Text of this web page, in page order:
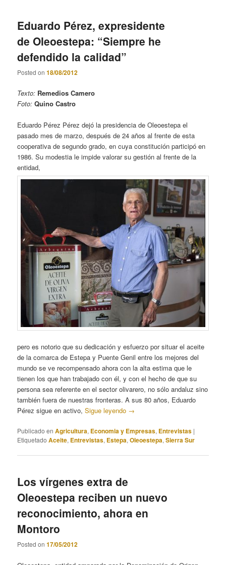
Eduardo Pérez, expresidente
de Oleoestepa: “Siempre he
defendido la calidad”
Posted on18/08/2012
Texto: Remedios Camero
Foto: Quino Castro
Eduardo Pérez Pérez dejó la presidencia de Oleoestepa el
pasado mes de marzo, después de 24 años al frente de esta
cooperativa de segundo grado, en cuya constitución participó en
1986. Su modestia le impide valorar su gestión al frente de la
entidad,
pero es notorio que su dedicación y esfuerzo por situar el aceite
de la comarca de Estepa y Puente Genil entre los mejores del
mundo se ve recompensado ahora con la alta estima que le
tienen los que han trabajado con él, y con el hecho de que su
persona sea referente en el sector olivarero, no sólo andaluz sino
también fuera de nuestras fronteras. A sus 80 años, Eduardo
Pérez sigue en activo,Sigue leyendo →
Publicado en Agricultura, Economia y Empresas, Entrevistas |
Etiquetado Aceite, Entrevistas, Estepa,Oleoestepa,Sierra Sur
Los vírgenes extra de
Oleoestepa reciben un nuevo
reconocimiento, ahora en
Montoro
Posted on17/05/2012